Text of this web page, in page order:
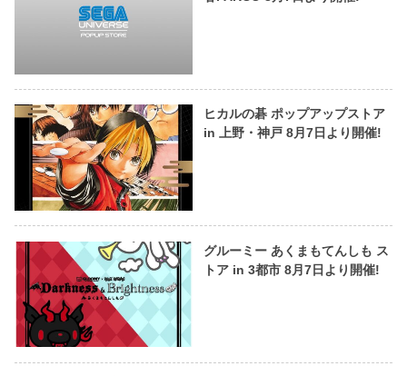
ヒカルの碁 ポップアップストア
in 上野・神戸 8月7日より開催!
グルーミー あくまもてんしも ス
トア in 3都市 8月7日より開催!